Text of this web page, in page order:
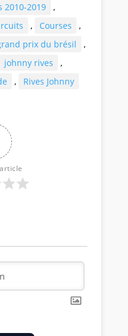
2010-2019
,
, Courses
,
prix du brésil
,
johnny rives
,
, Rives Johnny